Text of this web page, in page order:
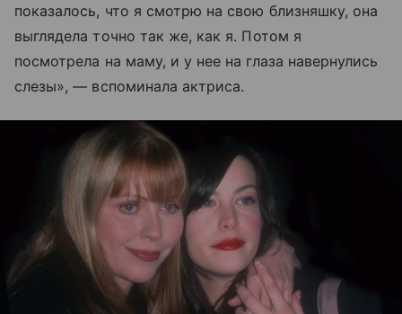
показалось, что я смотрю на свою близняшку, она
выглядела точно так же, как я. Потом я
посмотрела на маму, и у нее на глаза навернулись
слезы», — вспоминала актриса.